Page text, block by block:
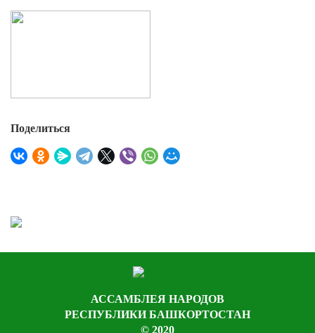
Поделиться
АССАМБЛЕЯ НАРОДОВ
РЕСПУБЛИКИ БАШКОРТОСТАН
© 2020